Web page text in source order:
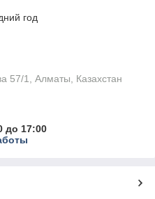
год
57/1, Алматы, Казахстан
до 17:00